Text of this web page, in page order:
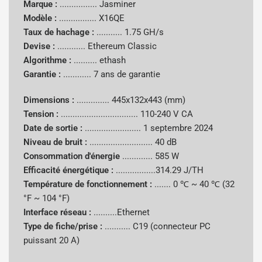
Marque Jasminer
X16QE
Taux de
hachage
1.75 GH/s
Algorithme Ethash
Pièces
prises en
charge
Ethereum Classic (ETC)
Consomma
tion
d'énergie
Efficacité
Marque : ................ Jasminer
Modèle : ................ X16QE
Taux de hachage : ........... 1.75 GH/s
Devise : ............ Ethereum Classic
Algorithme : ..........ethash
Garantie : ............7 ans de garantie
Dimensions : ..............445x132x443 (mm)
Tension : ................................. 110-240 V CA
Date de sortie : ........................ 1 septembre 2024
Niveau de bruit : ........................... 40 dB
Consommation d'énergie ............. 585 W
Efficacité énergétique : .................314.29 J/TH
Température de fonctionnement : ....... 0 ℃ ~ 40 ℃ (32
°F ~ 104 °F)
Interface réseau : ..........Ethernet
Type de fiche/prise : ........... C19 (connecteur PC
puissant 20 A)